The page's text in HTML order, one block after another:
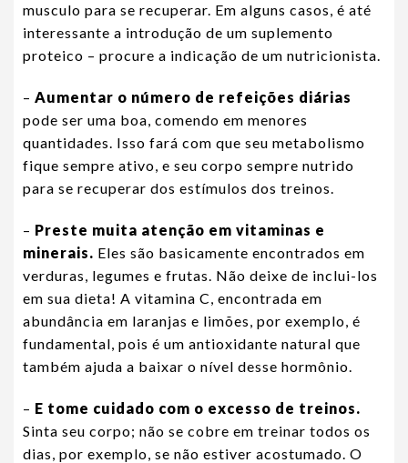
musculo para se recuperar. Em alguns casos, é até
interessante a introdução de um suplemento
proteico – procure a indicação de um nutricionista.
– Aumentar o número de refeições diárias
pode ser uma boa, comendo em menores
quantidades. Isso fará com que seu metabolismo
fique sempre ativo, e seu corpo sempre nutrido
para se recuperar dos estímulos dos treinos.
– Preste muita atenção em vitaminas e
minerais. Eles são basicamente encontrados em
verduras, legumes e frutas. Não deixe de inclui-los
em sua dieta! A vitamina C, encontrada em
abundância em laranjas e limões, por exemplo, é
fundamental, pois é um antioxidante natural que
também ajuda a baixar o nível desse hormônio.
– E tome cuidado com o excesso de treinos.
Sinta seu corpo; não se cobre em treinar todos os
dias, por exemplo, se não estiver acostumado. O